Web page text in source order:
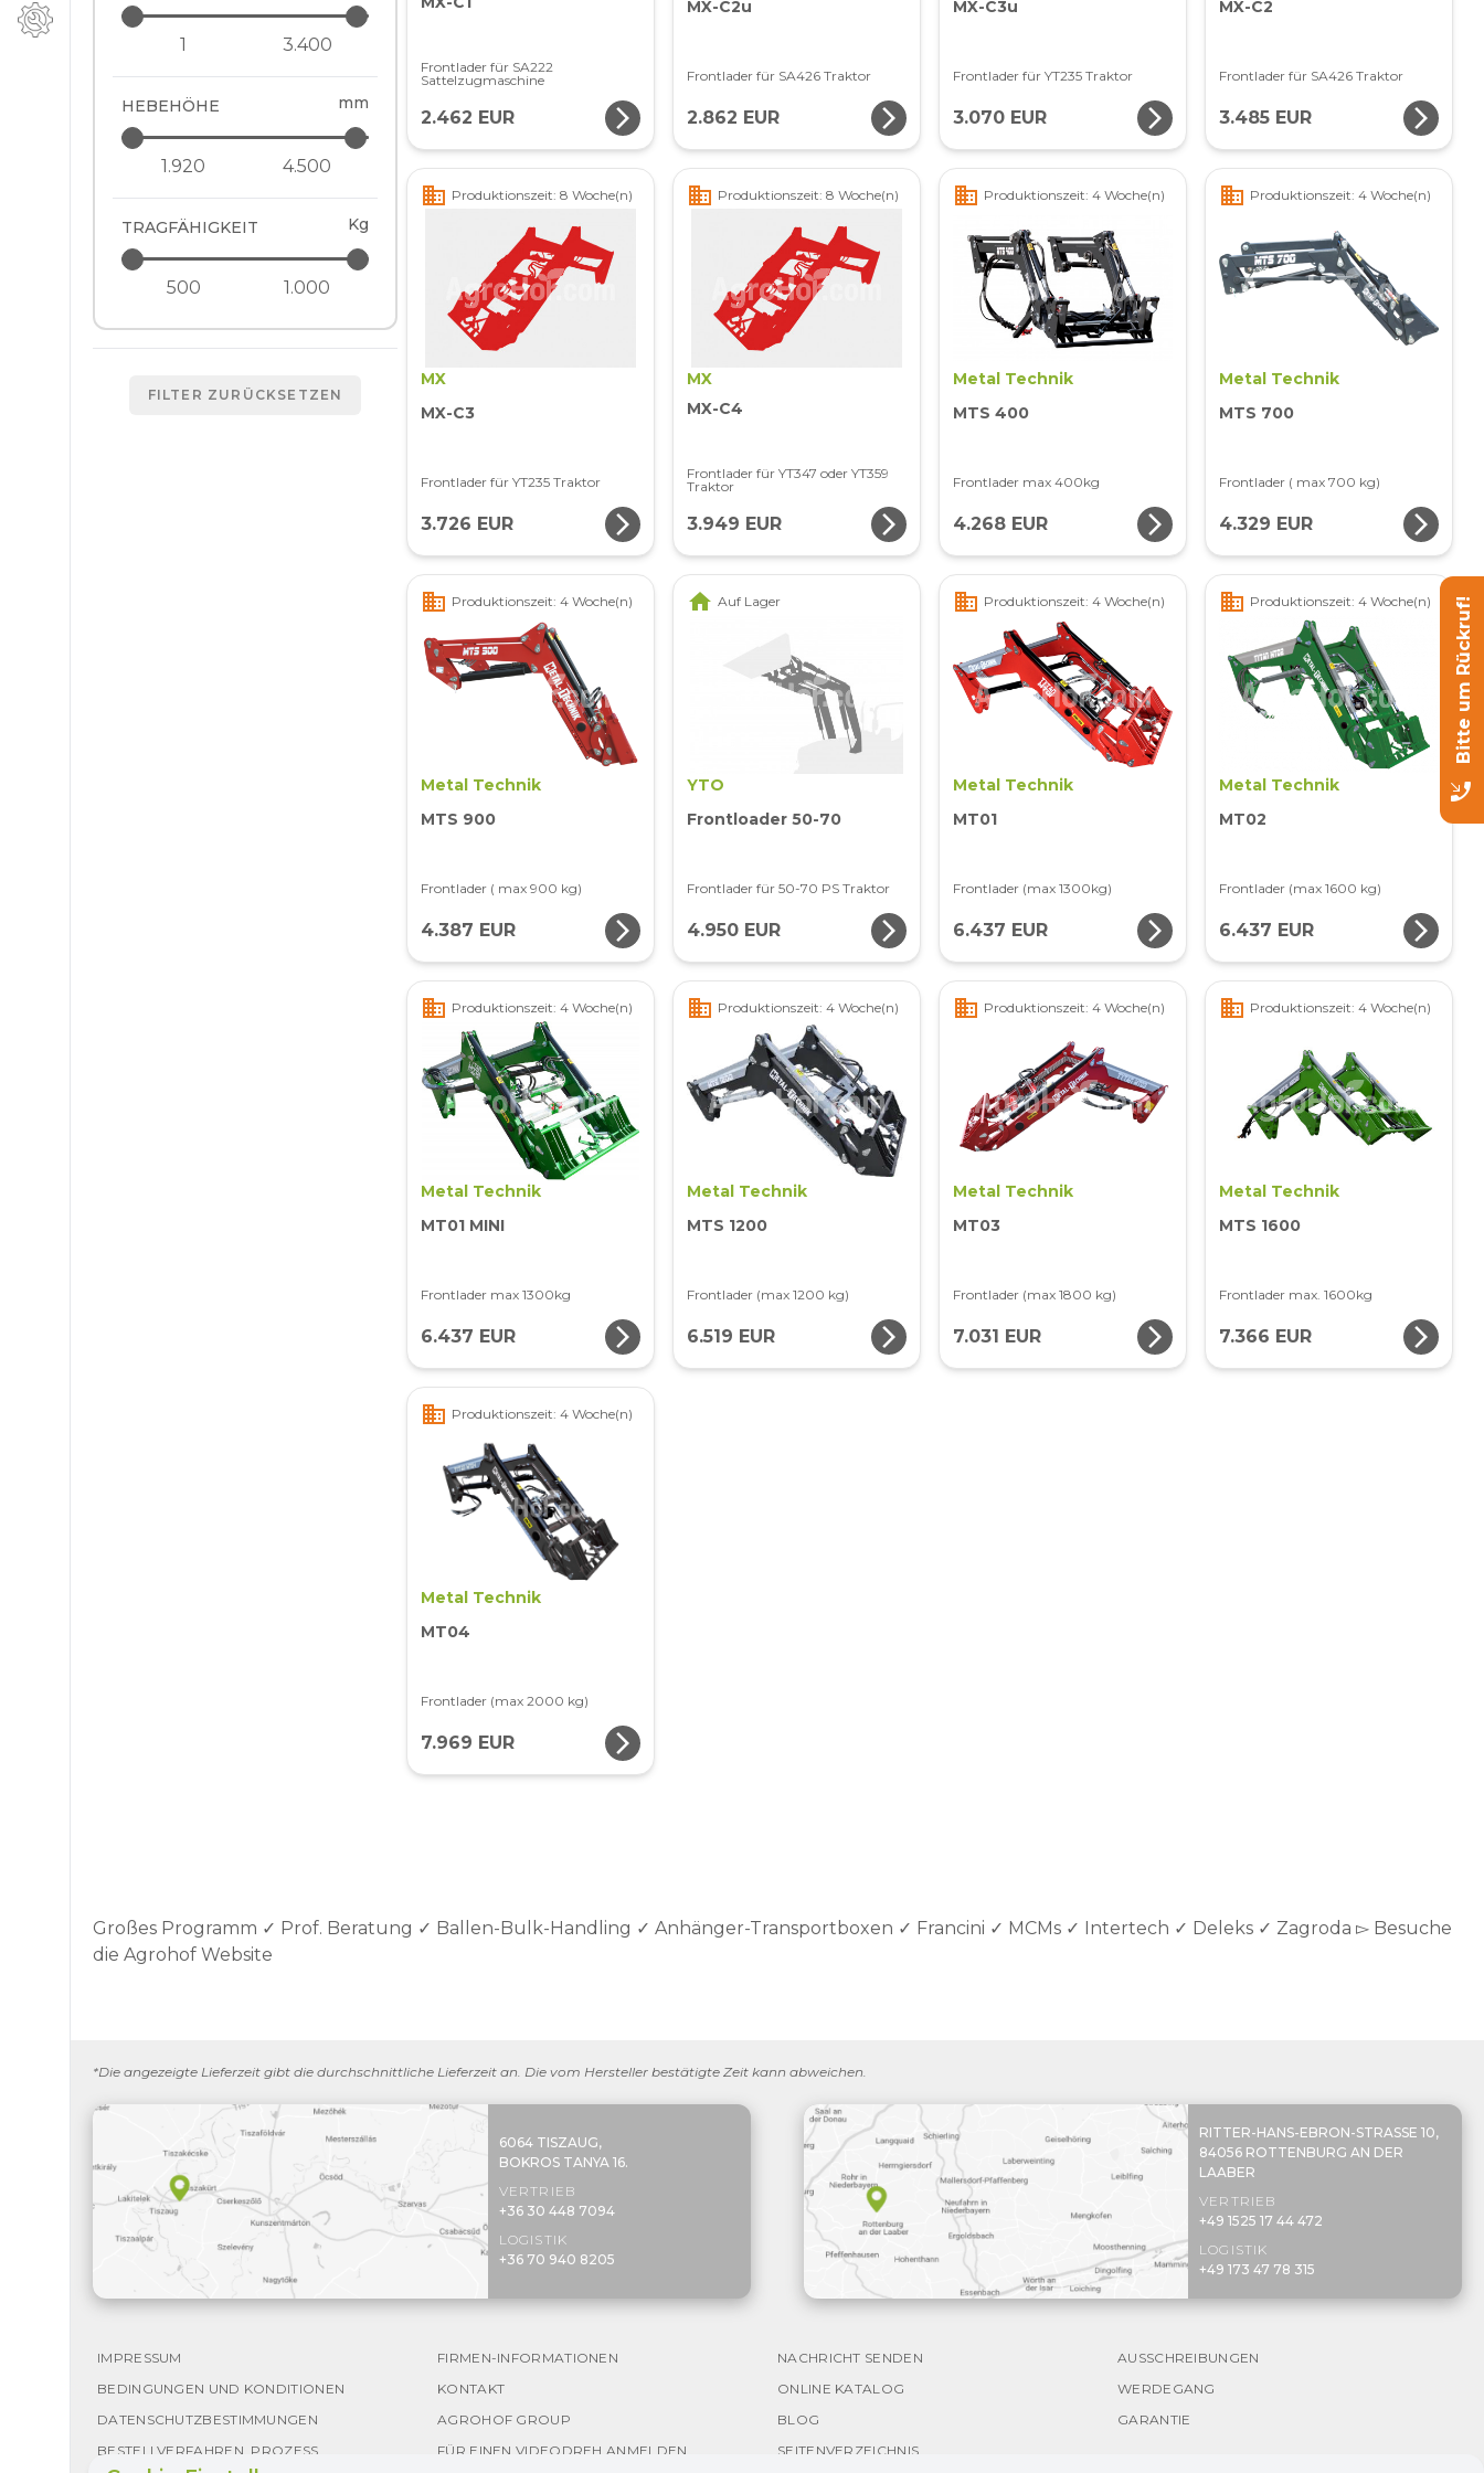
HEBEHÖHE mm
TRAGFÄHIGKEIT Kg
FILTER ZURÜCKSETZEN
Frontlader für SA222
Sattelzugmaschine
2.462 EUR arrow_forward_ios
MX-C2u
Frontlader für SA426 Traktor
2.862 EUR arrow_forward_ios
MX-C3u
Frontlader für YT235 Traktor
3.070 EUR arrow_forward_ios
MX-C2
Frontlader für SA426 Traktor
3.485 EUR arrow_forward_ios
business Produktionszeit: 8 Woche(n)
MX
MX-C3
Frontlader für YT235 Traktor
3.726 EUR arrow_forward_ios
business Produktionszeit: 8 Woche(n)
MX
MX-C4
Frontlader für YT347 oder YT359
Traktor
3.949 EUR arrow_forward_ios
business Produktionszeit: 4 Woche(n)
Metal Technik
MTS 400
Frontlader max 400kg
4.268 EUR arrow_forward_ios
business Produktionszeit: 4 Woche(n)
Metal Technik
MTS 700
Frontlader ( max 700 kg)
4.329 EUR arrow_forward_ios
business Produktionszeit: 4 Woche(n)
Metal Technik
MTS 900
Frontlader ( max 900 kg)
4.387 EUR arrow_forward_ios
home Auf Lager
YTO
Frontloader 50-70
Frontlader für 50-70 PS Traktor
4.950 EUR arrow_forward_ios
business Produktionszeit: 4 Woche(n)
Metal Technik
MT01
Frontlader (max 1300kg)
6.437 EUR arrow_forward_ios
business Produktionszeit: 4 Woche(n)
Metal Technik
MT02
Frontlader (max 1600 kg)
6.437 EUR arrow_forward_ios
business Produktionszeit: 4 Woche(n)
Metal Technik
MT01 MINI
Frontlader max 1300kg
6.437 EUR arrow_forward_ios
business Produktionszeit: 4 Woche(n)
Metal Technik
MTS 1200
Frontlader (max 1200 kg)
6.519 EUR arrow_forward_ios
business Produktionszeit: 4 Woche(n)
Metal Technik
MT03
Frontlader (max 1800 kg)
7.031 EUR arrow_forward_ios
business Produktionszeit: 4 Woche(n)
Metal Technik
MTS 1600
Frontlader max. 1600kg
7.366 EUR arrow_forward_ios
business Produktionszeit: 4 Woche(n)
Metal Technik
MT04
Frontlader (max 2000 kg)
7.969 EUR arrow_forward_ios
Großes Programm ✓ Prof. Beratung ✓ Ballen-Bulk-Handling ✓ Anhänger-Transportboxen ✓ Francini ✓ MCMs ✓ Intertech ✓ Deleks ✓ Zagroda ▻ Besuche
die Agrohof Website
*Die angezeigte Lieferzeit gibt die durchschnittliche Lieferzeit an. Die vom Hersteller bestätigte Zeit kann abweichen.
6064 TISZAUG,
BOKROS TANYA 16.
VERTRIEB
+36 30 448 7094
LOGISTIK
+36 70 940 8205
RITTER-HANS-EBRON-STRASSE 10,
84056 ROTTENBURG AN DER
LAABER
VERTRIEB
+49 1525 17 44 472
LOGISTIK
+49 173 47 78 315
IMPRESSUM FIRMEN-INFORMATIONEN NACHRICHT SENDEN
AUSSCHREIBUNGEN
BEDINGUNGEN UND KONDITIONEN
KONTAKT ONLINE KATALOG
WERDEGANG
DATENSCHUTZBESTIMMUNGEN
AGROHOF GROUP BLOG
GARANTIE
BESTELLVERFAHREN, PROZESS
FÜR EINEN VIDEODREH ANMELDEN SEITENVERZEICHNIS
phone_callback
Bitte um Rückruf!